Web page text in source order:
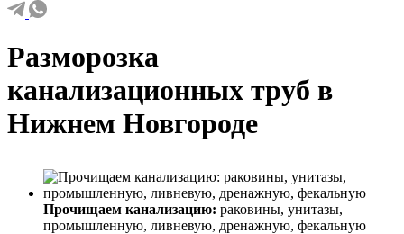
Разморозка
канализационных труб в
Нижнем Новгороде
Прочищаем канализацию: раковины, унитазы,
промышленную, ливневую, дренажную, фекальную